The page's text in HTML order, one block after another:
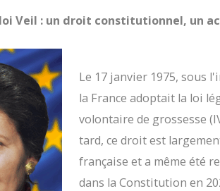
Veil : un droit constitutionnel, un
Le 17 janvier 1975, sous
la France adoptait la loi
volontaire de grossesse
tard, ce droit est
française et a même été
dans la Constitution en